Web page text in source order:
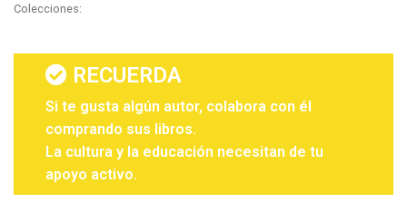
Colecciones:
RECUERDA
Si te gusta algún autor, colabora con él
comprando sus libros.
La cultura y la educación necesitan de tu
apoyo activo.